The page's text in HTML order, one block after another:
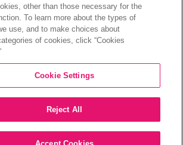
ーポリシー Your Privacy Choices
other than those necessary for the
To learn more about the types of
use, and to make choices about
of cookies, click “Cookies
Cookie Settings
Reject All